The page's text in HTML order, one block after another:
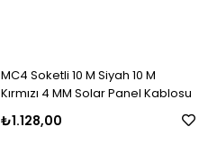
MC4 Soketli 10 M Siyah 10 M
Kırmızı 4 MM Solar Panel Kablosu
₺1.128,00